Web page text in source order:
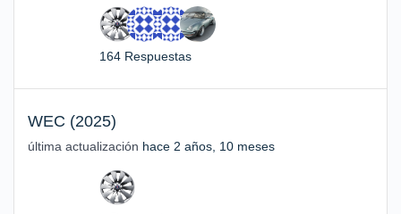
164 Respuestas
WEC (2025)
última actualización hace 2 años, 10 meses